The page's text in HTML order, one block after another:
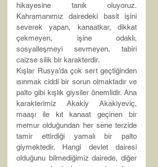
hikayesine tanık oluyoruz.
Kahramanımız dairedeki basit işini
severek yapan, kanaatkar, dikkat
çekmeyen, işine odaklı,
sosyalleşmeyi sevmeyen, tabiri
caizse silik bir karakterdir.
Kışlar Rusya’da çok sert geçtiğinden
ısınmak ciddi bir sorun olmaktadır ve
palto gibi kışlık giysiler önemlidir. Ana
karakterimiz Akakiy Akakiyeviç,
maaşı ile kıt kanaat geçinen bir
memur olduğundan her sene terzide
tamir ettirdiği yamalı bir palto
giymektedir. Hangi devlet dairesi
olduğunu bilmediğimiz dairede, diğer